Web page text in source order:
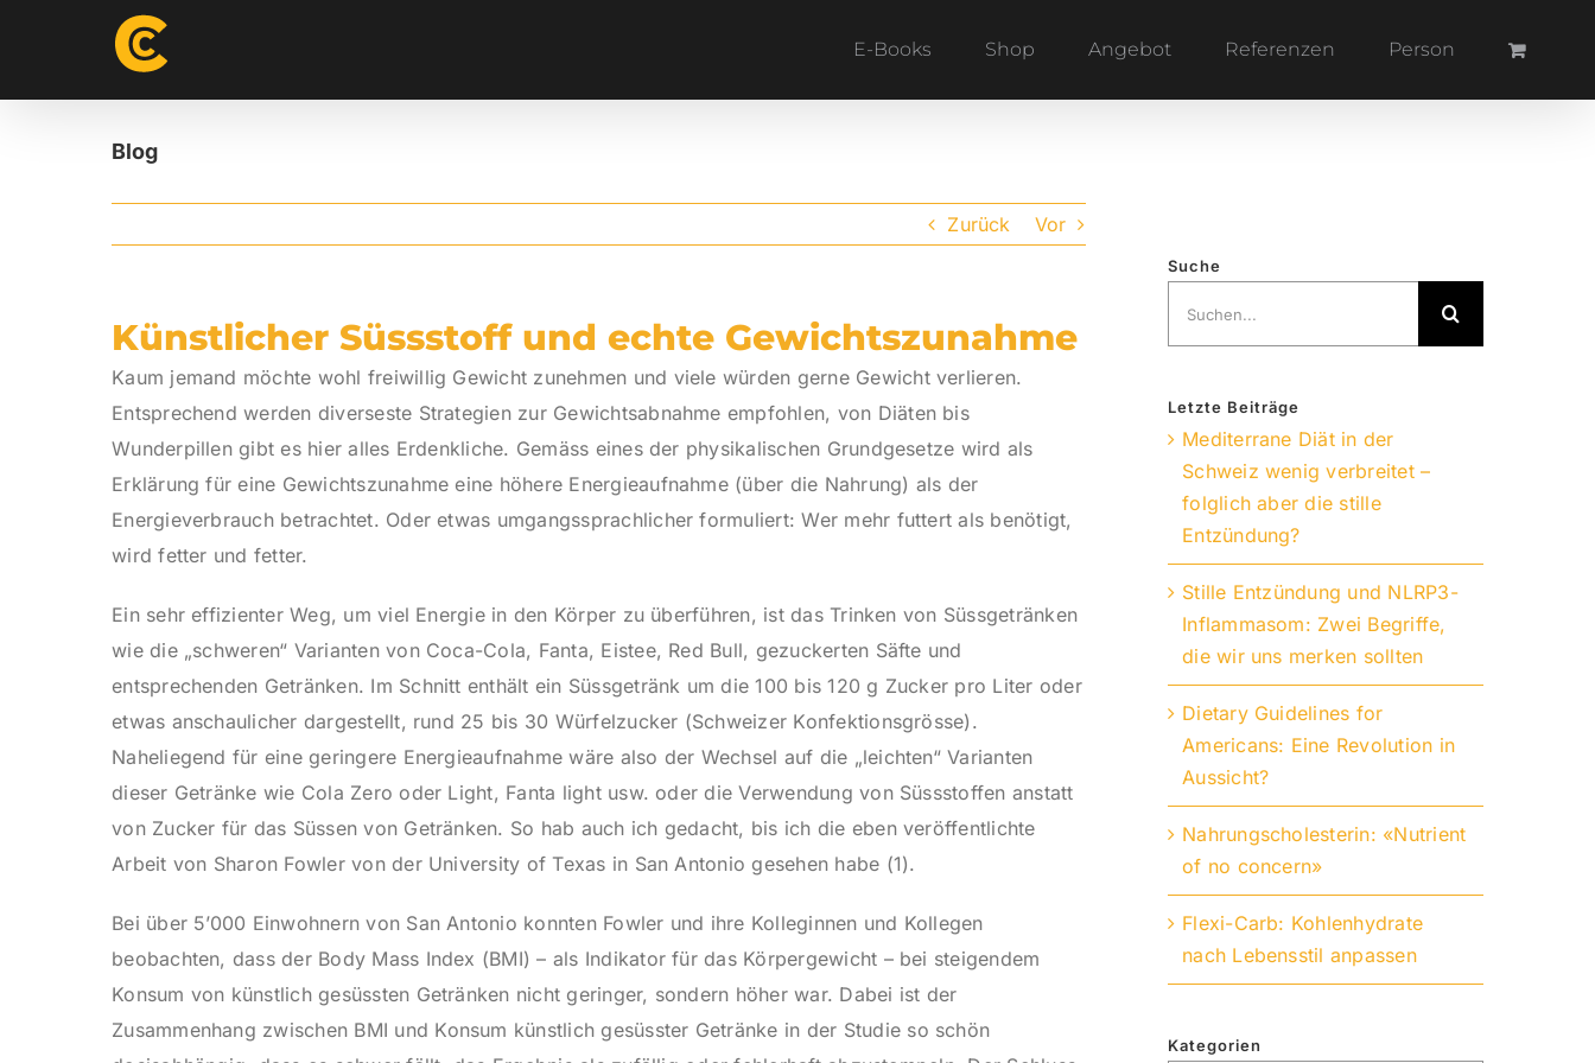
E-Books Shop Angebot Referenzen Person
Blog
Zurück Vor
Künstlicher Süssstoff und echte Gewichtszunahme
Kaum jemand möchte wohl freiwillig Gewicht zunehmen und viele würden gerne Gewicht verlieren.
Entsprechend werden diverseste Strategien zur Gewichtsabnahme empfohlen, von Diäten bis
Wunderpillen gibt es hier alles Erdenkliche. Gemäss eines der physikalischen Grundgesetze wird als
Erklärung für eine Gewichtszunahme eine höhere Energieaufnahme (über die Nahrung) als der
Energieverbrauch betrachtet. Oder etwas umgangssprachlicher formuliert: Wer mehr futtert als benötigt,
wird fetter und fetter.
Ein sehr effizienter Weg, um viel Energie in den Körper zu überführen, ist das Trinken von Süssgetränken
wie die „schweren“ Varianten von Coca-Cola, Fanta, Eistee, Red Bull, gezuckerten Säfte und
entsprechenden Getränken. Im Schnitt enthält ein Süssgetränk um die 100 bis 120 g Zucker pro Liter oder
etwas anschaulicher dargestellt, rund 25 bis 30 Würfelzucker (Schweizer Konfektionsgrösse).
Naheliegend für eine geringere Energieaufnahme wäre also der Wechsel auf die „leichten“ Varianten
dieser Getränke wie Cola Zero oder Light, Fanta light usw. oder die Verwendung von Süssstoffen anstatt
von Zucker für das Süssen von Getränken. So hab auch ich gedacht, bis ich die eben veröffentlichte
Arbeit von Sharon Fowler von der University of Texas in San Antonio gesehen habe (1).
Bei über 5’000 Einwohnern von San Antonio konnten Fowler und ihre Kolleginnen und Kollegen
beobachten, dass der Body Mass Index (BMI) – als Indikator für das Körpergewicht – bei steigendem
Konsum von künstlich gesüssten Getränken nicht geringer, sondern höher war. Dabei ist der
Zusammenhang zwischen BMI und Konsum künstlich gesüsster Getränke in der Studie so schön
Suche
nach:
Letzte Beiträge
Mediterrane Diät in der
Schweiz wenig verbreitet –
folglich aber die stille
Entzündung?
Stille Entzündung und NLRP3-
Inflammasom: Zwei Begriffe,
die wir uns merken sollten
Dietary Guidelines for
Americans: Eine Revolution in
Aussicht?
Nahrungscholesterin: «Nutrient
of no concern»
Flexi-Carb: Kohlenhydrate
nach Lebensstil anpassen
Kategorien